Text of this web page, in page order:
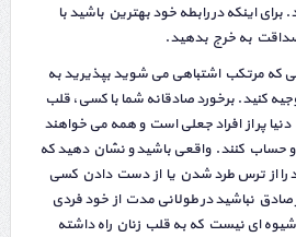
اینکه در رابطه خود بهترین باشید با
به خرج بدهید.
که مرتکب اشتباهی می شوید بپذیرید به
کنید. برخورد صادقانه شما با کسی، قلب
دنیا پر از افراد جعلی است و همه می خواهند
حساب کنند. واقعی باشید و نشان دهید که
از ترس طرد شدن یا از دست دادن کسی
نباشید در طولانی مدت از خود فردی
شیوه ای نیست که به قلب زنان راه داشته